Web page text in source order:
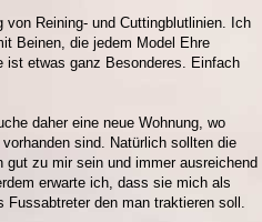
von Reining- und Cuttingblutlinien. Ich
Beinen, die jedem Model Ehre
ist etwas ganz Besonderes. Einfach
daher eine neue Wohnung, wo
sind. Natürlich sollten die
zu mir sein und immer ausreichend
erwarte ich, dass sie mich als
Fussabtreter den man traktieren soll.